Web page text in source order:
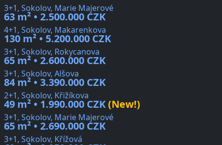
3+1, Sokolov, Marie Majerové
63 m² • 2.500.000 CZK
4+1, Sokolov, Makarenkova
130 m² • 5.200.000 CZK
3+1, Sokolov, Rokycanova
65 m² • 2.600.000 CZK
3+1, Sokolov, Alšova
84 m² • 3.390.000 CZK
2+1, Sokolov, Křižíkova
49 m² • 1.990.000 CZK(New!)
3+1, Sokolov, Marie Majerové
65 m² • 2.690.000 CZK
3+1, Sokolov, Křížová